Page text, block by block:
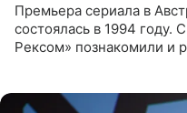
Премьера сериала в
состоялась в 1994 году.
Рексом» познакомили и